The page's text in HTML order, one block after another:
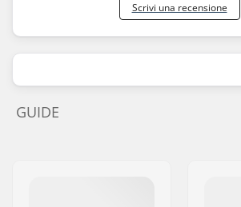
Scrivi una recensione
GUIDE